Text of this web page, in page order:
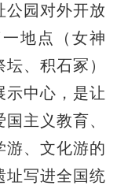
园对外开放
地点（女神
、积石冢）
示中心，是让
主义教育、
游、文化游的
址写进全国统